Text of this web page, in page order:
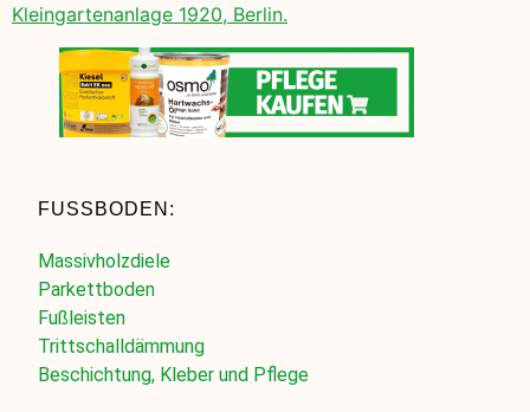
Kleingartenanlage 1920, Berlin.
FUSSBODEN:
Massivholzdiele
Parkettboden
Fußleisten
Trittschalldämmung
Beschichtung, Kleber und Pflege